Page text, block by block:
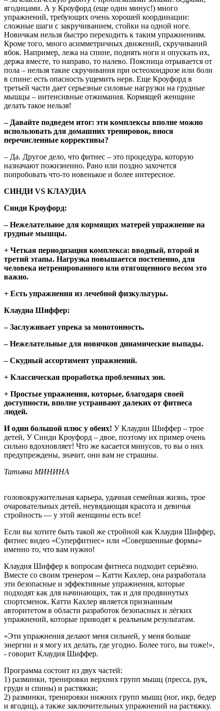
ягодицами. А у Кроуфорд (еще один минус!) много
упражнений, требующих очень хорошей координации:
сложные шаги с закручиванием, стойки на одной ноге.
Новичкам нельзя быстро переходить к таким упражнениям.
Кроме того, много асимметричных движений, скручиваний
вбок. Например, лежа на спине, поднять ноги и опускать их,
держа вместе, то направо, то налево. Поясница отрывается от
пола – нельзя такие скручивания при остеохондрозе или боли
в спине: есть опасность ущемить нерв. Еще Кроуфорд в
третьей части дает серьезные силовые нагрузки на грудные
мышцы – интенсивные отжимания. Кормящей женщине
делать такое нельзя!
– Давайте подведем итог: эти комплексы вполне можно
использовать для домашних тренировок, внося
перечисленные коррективы?
– Да. Другое дело, что фитнес – это процедура, которую
назначают пожизненно. Рано или поздно захочется
попробовать что-то новенькое и более интересное.
СИНДИVS КЛАУДИА
Синди Кроуфорд:
– Нежелательное для кормящих матерей упражнение на
грудные мышцы.
+ Четкая периодизация комплекса: вводный, второй и
третий этапы. Нагрузка повышается постепенно, для
человека нетренированного или отягощенного весом это
важно.
+ Есть упражнения из лечебной физкультуры.
Клаудиа Шиффер:
– Заслуживает упрека за монотонность.
– Нежелательные для новичков динамические выпады.
– Скудный ассортимент упражнений.
+ Классическая проработка проблемных зон.
+ Простые упражнения, которые, благодаря своей
доступности, вполне устраивают далеких от фитнеса
людей.
И один большой плюс у обеих! У Клаудии Шиффер – трое
детей, У Синди Кроуфорд – двое, поэтому их пример очень
сильно вдохновляет! Что же касается минусов, то вы о них
предупреждены, значит, они вам не страшны.
Татьяна МИНИНА
головокружительная карьера, удачная семейная жизнь, трое
очаровательных детей, неувядающая красота и девичья
стройность — у этой женщины есть все!
Если вы хотите быть такой же стройной как Клаудия Шиффер,
фитнес видео «Суперфитнес» или «Совершенные формы»
именно то, что вам нужно!
Клаудия Шиффер к вопросам фитнеса подходит серьёзно.
Вместе со своим тренером -- Катти Кахлер, она разработала
эти безопасные и эффективные упражнения, которые
подходят как для начинающих, так и для продвинутых
спортсменок. Катти Кахлер является признанным
авторитетом в области разработок безопасных и лёгких
упражнений, которые приводят к реальным результатам.
«Эти упражнения делают меня сильней, у меня больше
энергии и я могу их делать, где угодно. Более того, вы тоже!»,
- говорит Клаудия Шиффер.
Программа состоит из двух частей:
1) разминки, тренировки верхних групп мышц (пресса, рук,
груди и спины) и растяжки;
2) разминки, тренировки нижних групп мышц (ног, икр, бедер
и ягодиц), а также заключительных упражнений на растяжку.